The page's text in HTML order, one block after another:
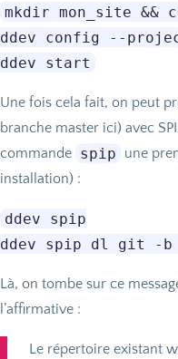
mkdir mon_site &&
ddev config --
Une fois cela fait, on peut
branche master ici) avec
commande spip
une
installation) :
ddev spip
Là, on tombe sur ce
l’affirmative :
Le répertoire existant